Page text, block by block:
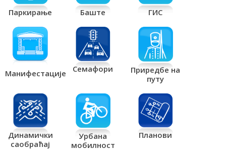
Паркирање Баште ГИС
Манифестације Семафори
Приредбе на
путу
Динамички
саобраћај
Урбана
мобилност
Планови